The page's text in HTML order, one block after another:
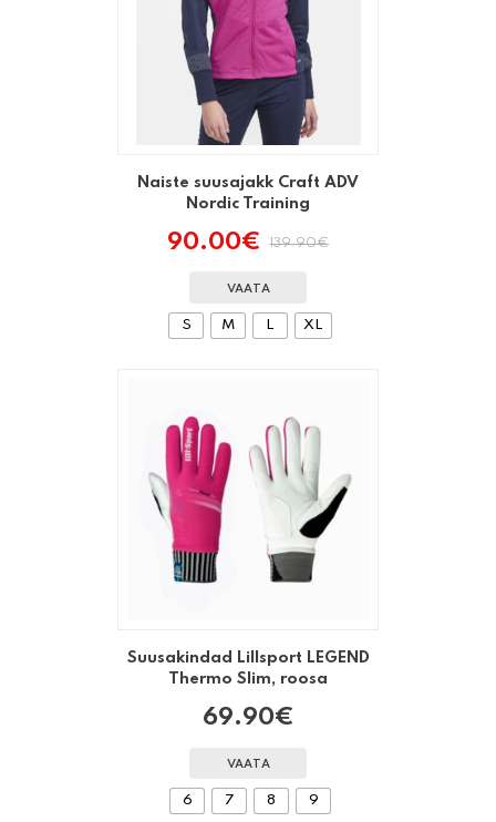
Naiste suusajakk Craft ADV
Nordic Training
139.90€
Algne
oli:
139.90€.
90.00€
Praegune
on:
90.00€.
VAATA
S M L XL
Suusakindad Lillsport LEGEND
Thermo Slim, roosa
69.90€
VAATA
6 7 8 9